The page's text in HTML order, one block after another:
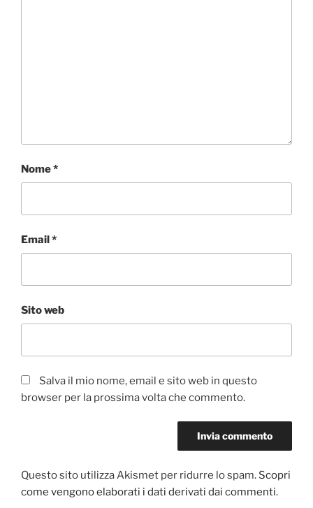
Nome*
Email*
Sito web
Salva il mio nome, email e sito web in questo
browser per la prossima volta che commento.
Questo sito utilizza Akismet per ridurre lo spam. Scopri
come vengono elaborati i dati derivati dai commenti.